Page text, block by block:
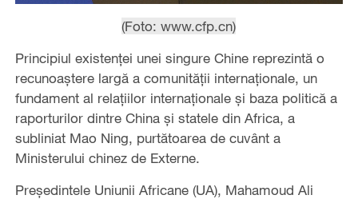
(Foto: www.cfp.cn)
Principiul existenței unei singure Chine reprezintă o
recunoaștere largă a comunității internaționale, un
fundament al relațiilor internaționale și baza politică a
raporturilor dintre China și statele din Africa, a
subliniat Mao Ning, purtătoarea de cuvânt a
Ministerului chinez de Externe.
Președintele Uniunii Africane (UA), Mahamoud Ali